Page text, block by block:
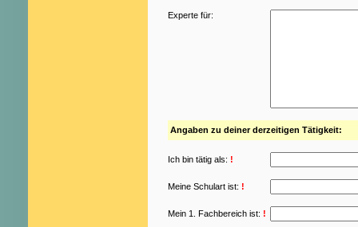
Experte für:
Angaben zu deiner derzeitigen Tätigkeit:
Ich bin tätig als: !
Meine Schulart ist: !
Mein 1. Fachbereich ist: !